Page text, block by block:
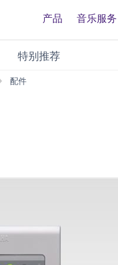
产品 音乐服务
特别推荐
配件